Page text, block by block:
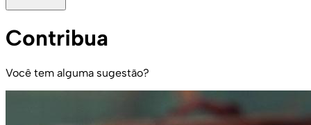
Contribua
Você tem alguma sugestão?